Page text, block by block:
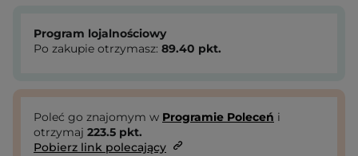
Program lojalnościowy
Po zakupie otrzymasz: 89.40 pkt.
Poleć go znajomym w Programie Poleceń i
otrzymaj 223.5 pkt.
Pobierz link polecający